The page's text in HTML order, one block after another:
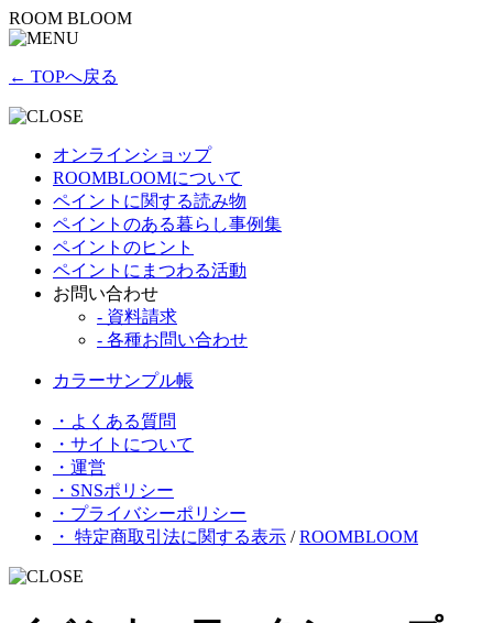
ROOM BLOOM
← TOPへ戻る
オンラインショップ
ROOMBLOOMについて
ペイントに関する読み物
ペイントのある暮らし事例集
ペイントのヒント
ペイントにまつわる活動
お問い合わせ
- 資料請求
- 各種お問い合わせ
カラーサンプル帳
・よくある質問
・サイトについて
・運営
・SNSポリシー
・プライバシーポリシー
・ 特定商取引法に関する表示 /ROOMBLOOM